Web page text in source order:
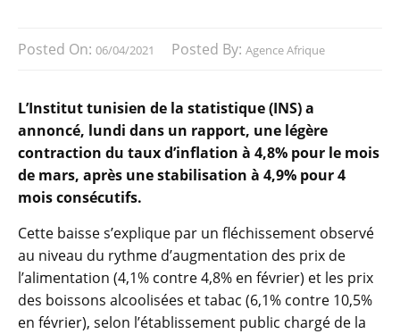
Posted On: 06/04/2021 Posted By: Agence Afrique
L’Institut tunisien de la statistique (INS) a
annoncé, lundi dans un rapport, une légère
contraction du taux d’inflation à 4,8% pour le mois
de mars, après une stabilisation à 4,9% pour 4
mois consécutifs.
Cette baisse s’explique par un fléchissement observé
au niveau du rythme d’augmentation des prix de
l’alimentation (4,1% contre 4,8% en février) et les prix
des boissons alcoolisées et tabac (6,1% contre 10,5%
en février), selon l’établissement public chargé de la